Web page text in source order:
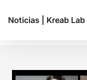
Noticias Kreab Lab Personas aborda